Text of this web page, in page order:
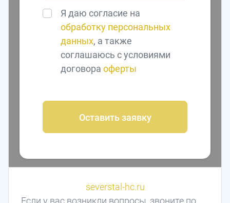
Я даю согласие на
обработку персональных
данных, а также
соглашаюсь с условиями
договораоферты
Оставить заявку
severstal-hc.ru